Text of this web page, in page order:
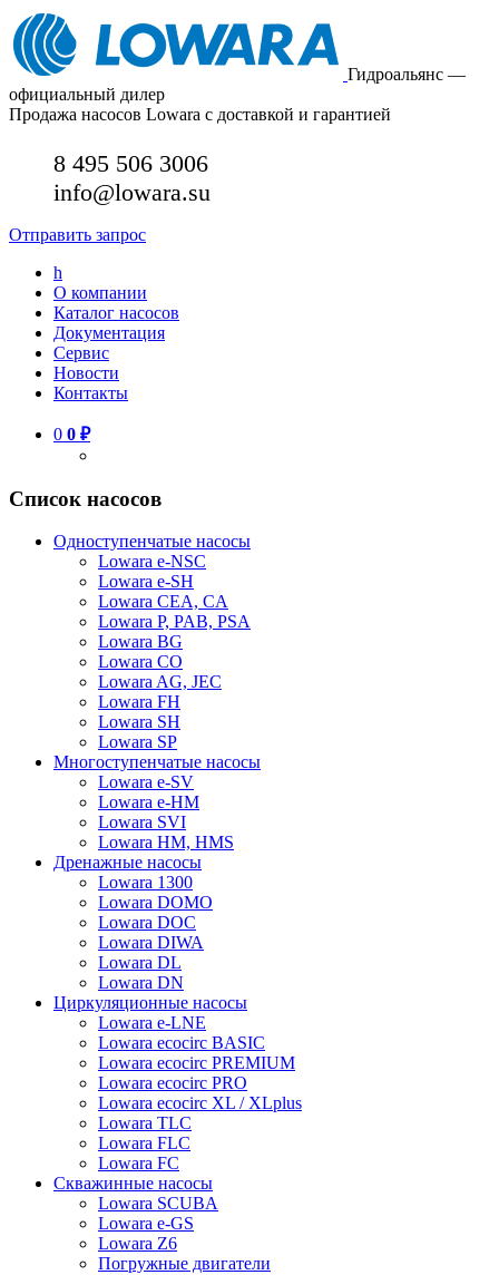
Гидроальянс —
официальный дилер
Продажа насосов Lowara с доставкой и гарантией
8 495 506 3006
info@lowara.su
Отправить запрос
h
О компании
Каталог насосов
Документация
Сервис
Новости
Контакты
0 0 ₽
Список насосов
Одноступенчатые насосы
Lowara e-NSC
Lowara e-SH
Lowara CEA, CA
Lowara P, PAB, PSA
Lowara BG
Lowara CO
Lowara AG, JEC
Lowara FH
Lowara SH
Lowara SP
Многоступенчатые насосы
Lowara e-SV
Lowara e-HM
Lowara SVI
Lowara HM, HMS
Дренажные насосы
Lowara 1300
Lowara DOMO
Lowara DOC
Lowara DIWA
Lowara DL
Lowara DN
Циркуляционные насосы
Lowara e-LNE
Lowara ecocirc BASIC
Lowara ecocirc PREMIUM
Lowara ecocirc PRO
Lowara ecocirc XL / XLplus
Lowara TLC
Lowara FLC
Lowara FC
Скважинные насосы
Lowara SCUBA
Lowara e-GS
Lowara Z6
Погружные двигатели